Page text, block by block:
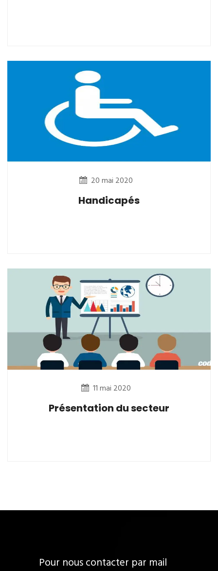
20 mai 2020
Handicapés
11 mai 2020
Présentation du secteur
Pour nous contacter par mail